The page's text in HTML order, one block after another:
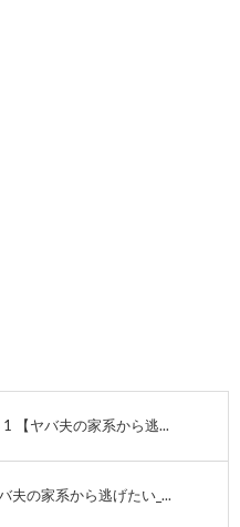
【ヤバ夫の家系から逃...
夫の家系から逃げたい_...